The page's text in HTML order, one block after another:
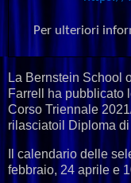
Per ulteriori
La Bernstein School
Farrell ha pubblicato
Corso Triennale
rilasciatoil Diploma
Il calendario delle
febbraio, 24 aprile e